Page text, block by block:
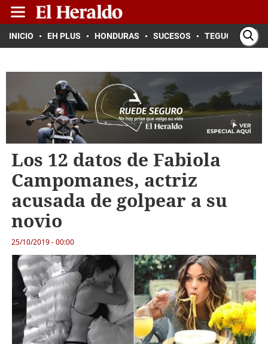
INICIO EH PLUS HONDURAS SUCESOS TEGUCIGALPA
Los 12 datos de Fabiola
Campomanes, actriz
acusada de golpear a su
novio
25/10/2019 - 00:00